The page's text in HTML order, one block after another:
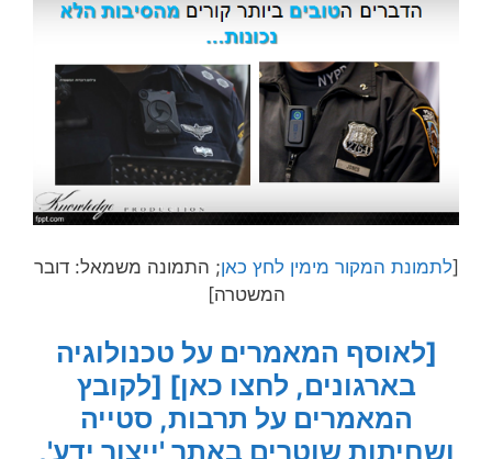
[לתמונת המקור מימין לחץ כאן; התמונה משמאל: דובר
המשטרה]
[לאוסף המאמרים על טכנולוגיה
בארגונים, לחצו כאן] [לקובץ
המאמרים על תרבות, סטייה
ושחיתות שוטרים באתר 'ייצור ידע',